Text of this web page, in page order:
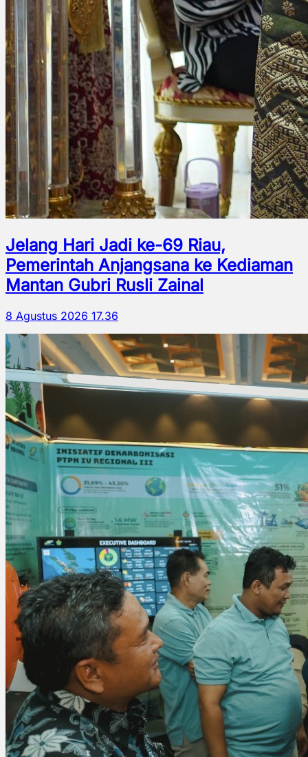
Jelang Hari Jadi ke-69 Riau,
Pemerintah Anjangsana ke Kediaman
Mantan Gubri Rusli Zainal
8 Agustus 2026 17.36